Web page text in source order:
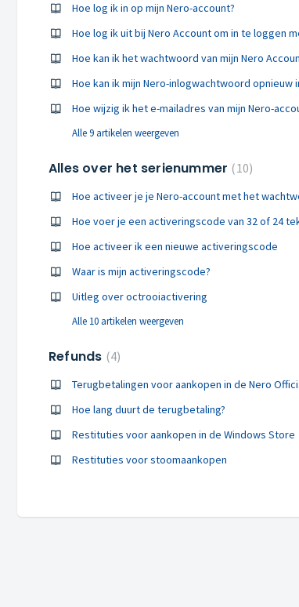
Hoe log ik in op mijn Nero-account?
Hoe log ik uit bij Nero Account om in te loggen
Hoe kan ik het wachtwoord van mijn Nero
Hoe kan ik mijn Nero-inlogwachtwoord
Hoe wijzig ik het e-mailadres van mijn Nero-
Alle 9 artikelen weergeven
Alles over het serienummer 10
Hoe activeer je je Nero-account met het
Hoe voer je een activeringscode van 32 of 24
Hoe activeer ik een nieuwe activeringscode
Waar is mijn activeringscode?
Uitleg over octrooiactivering
Alle 10 artikelen weergeven
Refunds 4
Terugbetalingen voor aankopen in de Nero
Hoe lang duurt de terugbetaling?
Restituties voor aankopen in de Windows Store
Restituties voor stoomaankopen